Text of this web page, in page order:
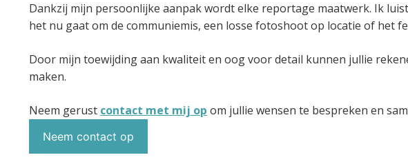
Dankzij mijn persoonlijke aanpak wordt elke reportage maatwerk. Ik
het nu gaat om de communiemis, een losse fotoshoot op locatie of het
Door mijn toewijding aan kwaliteit en oog voor detail kunnen jullie
maken.
Neem gerust contact met mij op om jullie wensen te bespreken en
Neem contact op